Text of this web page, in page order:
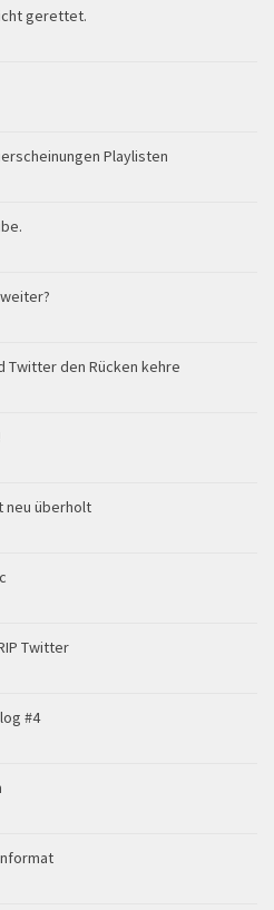
gerettet.
Playlisten
Twitter den Rücken kehre
neu überholt
Twitter
#4